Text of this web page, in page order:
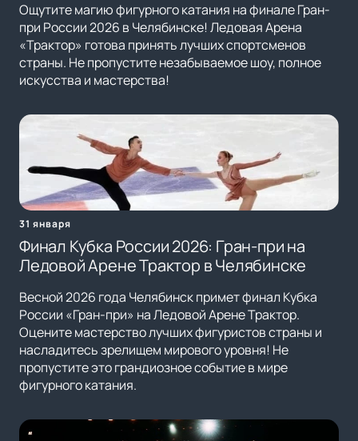
Ощутите магию фигурного катания на финале Гран-
при России 2026 в Челябинске! Ледовая Арена
«Трактор» готова принять лучших спортсменов
страны. Не пропустите незабываемое шоу, полное
искусства и мастерства!
31 января
Финал Кубка России 2026: Гран-при на
Ледовой Арене Трактор в Челябинске
Весной 2026 года Челябинск примет финал Кубка
России «Гран-при» на Ледовой Арене Трактор.
Оцените мастерство лучших фигуристов страны и
насладитесь зрелищем мирового уровня! Не
пропустите это грандиозное событие в мире
фигурного катания.